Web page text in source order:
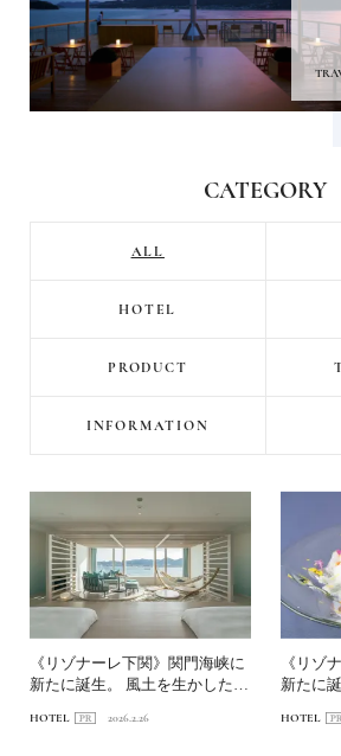
CATEGORY
ALL
HOTEL
PRODUCT
INFORMATION
《リゾナーレ下関》関門海峡に
新たに誕生。 風土を生かした絶
HOTEL 2026.2.26
《リゾ
新たに
HOTEL